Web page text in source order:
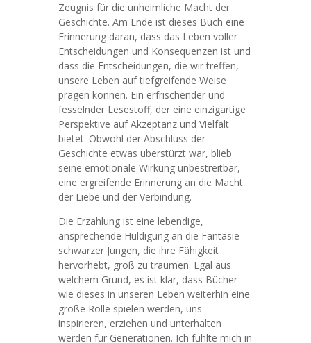
Zeugnis für die unheimliche Macht der
Geschichte. Am Ende ist dieses Buch eine
Erinnerung daran, dass das Leben voller
Entscheidungen und Konsequenzen ist und
dass die Entscheidungen, die wir treffen,
unsere Leben auf tiefgreifende Weise
prägen können. Ein erfrischender und
fesselnder Lesestoff, der eine einzigartige
Perspektive auf Akzeptanz und Vielfalt
bietet. Obwohl der Abschluss der
Geschichte etwas überstürzt war, blieb
seine emotionale Wirkung unbestreitbar,
eine ergreifende Erinnerung an die Macht
der Liebe und der Verbindung.
Die Erzählung ist eine lebendige,
ansprechende Huldigung an die Fantasie
schwarzer Jungen, die ihre Fähigkeit
hervorhebt, groß zu träumen. Egal aus
welchem Grund, es ist klar, dass Bücher
wie dieses in unseren Leben weiterhin eine
große Rolle spielen werden, uns
inspirieren, erziehen und unterhalten
werden für Generationen. Ich fühlte mich in